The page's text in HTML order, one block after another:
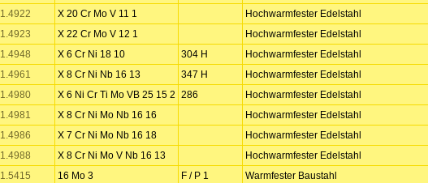
1.4922
X 20 Cr Mo V 11 1
Hochwarmfester Edelstahl
1.4923
X 22 Cr Mo V 12 1
Hochwarmfester Edelstahl
1.4948
X 6 Cr Ni 18 10 304 H
Hochwarmfester Edelstahl
1.4961
X 8 Cr Ni Nb 16 13 347 H
Hochwarmfester Edelstahl
1.4980
X 6 Ni Cr Ti Mo VB 25 15 2 286
Hochwarmfester Edelstahl
1.4981
X 8 Cr Ni Mo Nb 16 16
Hochwarmfester Edelstahl
1.4986
X 7 Cr Ni Mo Nb 16 18
Hochwarmfester Edelstahl
1.4988
X 8 Cr Ni Mo V Nb 16 13
Hochwarmfester Edelstahl
1.5415
16 Mo 3 F / P 1
Warmfester Baustahl